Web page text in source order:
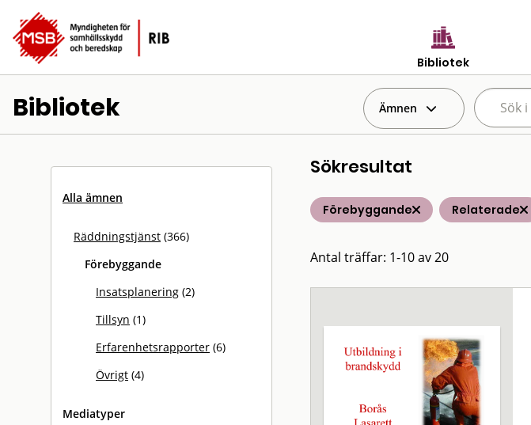
Bibliotek
Bibliotek Ämnen
Alla ämnen
Räddningstjänst (366)
Förebyggande
Insatsplanering (2)
Tillsyn (1)
Erfarenhetsrapporter (6)
Övrigt (4)
Mediatyper
Sökresultat
Förebyggande Relaterade
Antal träffar: 1-10 av 20